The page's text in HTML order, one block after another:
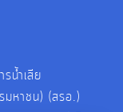
น้ำเสีย
มหาชน) (สรอ.)